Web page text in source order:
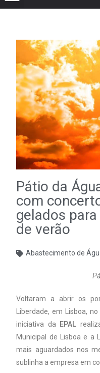
Pátio da
com
gelados
de verão
Abastecimento de
Voltaram a abrir os
Liberdade, em Lisboa,
iniciativa da EPAL
Municipal de Lisboa e a
mais aguardados nos
sublinha a empresa em